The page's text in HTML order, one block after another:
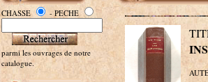
CHASSE - PECHE
parmi les ouvrages de notre
catalogue.